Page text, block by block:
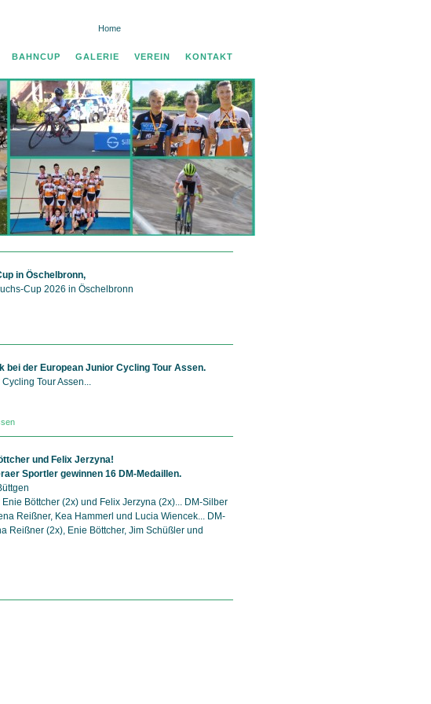
Home
BAHNCUP GALERIE VEREIN KONTAKT
in Öschelbronn,
Cup 2026 in Öschelbronn
bei der European Junior Cycling Tour Assen.
Tour Assen...
und Felix Jerzyna!
Sportler gewinnen 16 DM-Medaillen.
Böttcher (2x) und Felix Jerzyna (2x)... DM-Silber
Reißner, Kea Hammerl und Lucia Wiencek... DM-
Reißner (2x), Enie Böttcher, Jim Schüßler und